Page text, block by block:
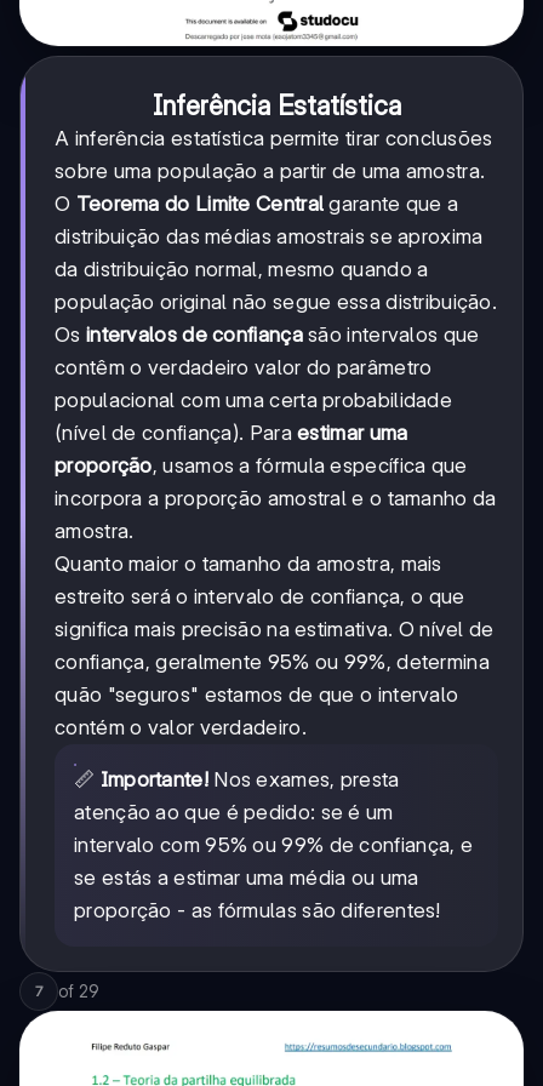
Inferência Estatística
A inferência estatística permite tirar conclusões
sobre uma população a partir de uma amostra.
O Teorema do Limite Central garante que a
distribuição das médias amostrais se aproxima
da distribuição normal, mesmo quando a
população original não segue essa distribuição.
Os intervalos de confiançasão intervalos que
contêm o verdadeiro valor do parâmetro
populacional com uma certa probabilidade
(nível de confiança). Paraestimar uma
proporção, usamos a fórmula específica que
incorpora a proporção amostral e o tamanho da
amostra.
Quanto maior o tamanho da amostra, mais
estreito será o intervalo de confiança, o que
significa mais precisão na estimativa. O nível de
confiança, geralmente 95% ou 99%, determina
quão "seguros" estamos de que o intervalo
contém o valor verdadeiro.
📏 Importante!Nos exames, presta
atenção ao que é pedido: se é um
intervalo com 95% ou 99% de confiança, e
se estás a estimar uma média ou uma
proporção - as fórmulas são diferentes!
7 of 29